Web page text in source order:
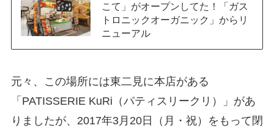
こて」がオープンしてた！「ガス
トロニックオーガニック」からリ
ニューアル
元々、この場所には東二見に本店がある
「PATISSERIE KuRi（パティスリークリ）」があ
りましたが、2017年3月20日（月・祝）をもって閉